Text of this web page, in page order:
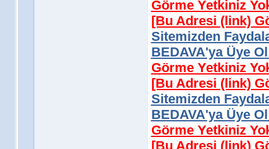
Görme Yetkiniz
[Bu Adresi (link)
Sitemizden
BEDAVA'ya Üye
Görme Yetkiniz
[Bu Adresi (link)
Sitemizden
BEDAVA'ya Üye
Görme Yetkiniz
[Bu Adresi (link)